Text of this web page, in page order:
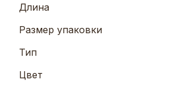
Длина
Размер упаковки
Тип
Цвет